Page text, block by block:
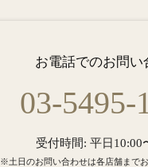
お電話でのお問い
03-5495-
受付時間: 平日10:00
※土日のお問い合わせは各店舗までお